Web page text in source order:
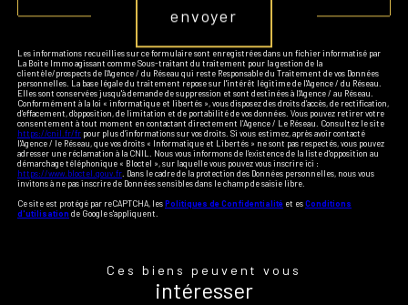
envoyer
Les informations recueillies sur ce formulaire sont enregistrées dans un fichier informatisé par
La Boite Immo agissant comme Sous-traitant du traitement pour la gestion de la
clientèle/prospects de l'Agence / du Réseau qui reste Responsable du Traitement de vos Données
personnelles. La base légale du traitement repose sur l'intérêt légitime de l'Agence / du Réseau.
Elles sont conservées jusqu'à demande de suppression et sont destinées à l'Agence / au Réseau.
Conformément à la loi « informatique et libertés », vous disposez des droits d’accès, de rectification,
d’effacement, d’opposition, de limitation et de portabilité de vos données. Vous pouvez retirer votre
consentement à tout moment en contactant directement l’Agence / Le Réseau. Consultez le site
https://cnil.fr/fr pour plus d’informations sur vos droits. Si vous estimez, après avoir contacté
l'Agence / le Réseau, que vos droits « Informatique et Libertés » ne sont pas respectés, vous pouvez
adresser une réclamation à la CNIL. Nous vous informons de l’existence de la liste d'opposition au
démarchage téléphonique « Bloctel », sur laquelle vous pouvez vous inscrire ici :
https://www.bloctel.gouv.fr. Dans le cadre de la protection des Données personnelles, nous vous
invitons à ne pas inscrire de Données sensibles dans le champ de saisie libre.
Ce site est protégé par reCAPTCHA, lesPolitiques de Confidentialité et esConditions
d'utilisation de Google s'appliquent.
Ces biens peuvent vous
intéresser